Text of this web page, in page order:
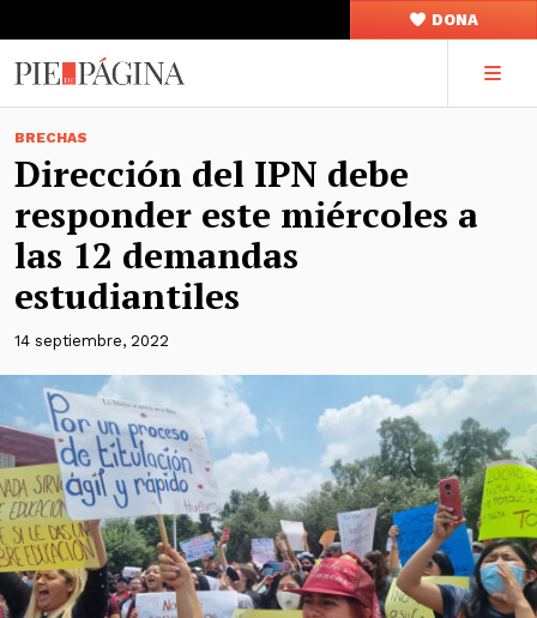
DONA
BRECHAS
Dirección del IPN debe
responder este miércoles a
las 12 demandas
estudiantiles
14 septiembre, 2022